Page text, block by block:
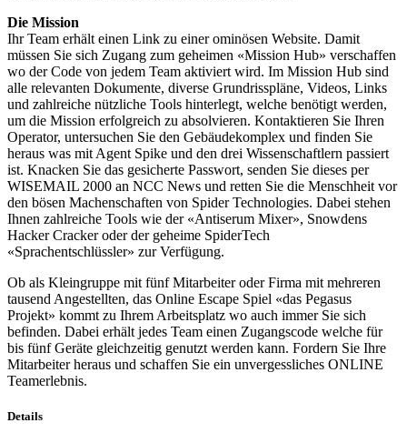
Die Mission
Ihr Team erhält einen Link zu einer ominösen Website. Damit
müssen Sie sich Zugang zum geheimen «Mission Hub» verschaffen
wo der Code von jedem Team aktiviert wird. Im Mission Hub sind
alle relevanten Dokumente, diverse Grundrisspläne, Videos, Links
und zahlreiche nützliche Tools hinterlegt, welche benötigt werden,
um die Mission erfolgreich zu absolvieren. Kontaktieren Sie Ihren
Operator, untersuchen Sie den Gebäudekomplex und finden Sie
heraus was mit Agent Spike und den drei Wissenschaftlern passiert
ist. Knacken Sie das gesicherte Passwort, senden Sie dieses per
WISEMAIL 2000 an NCC News und retten Sie die Menschheit vor
den bösen Machenschaften von Spider Technologies. Dabei stehen
Ihnen zahlreiche Tools wie der «Antiserum Mixer», Snowdens
Hacker Cracker oder der geheime SpiderTech
«Sprachentschlüssler» zur Verfügung.
Ob als Kleingruppe mit fünf Mitarbeiter oder Firma mit mehreren
tausend Angestellten, das Online Escape Spiel «das Pegasus
Projekt» kommt zu Ihrem Arbeitsplatz wo auch immer Sie sich
befinden. Dabei erhält jedes Team einen Zugangscode welche für
bis fünf Geräte gleichzeitig genutzt werden kann. Fordern Sie Ihre
Mitarbeiter heraus und schaffen Sie ein unvergessliches ONLINE
Teamerlebnis.
Details